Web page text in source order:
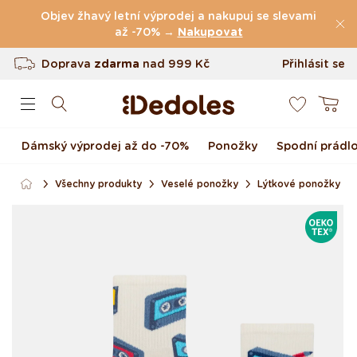
Přejít k obsahu
Objev žhavý letní výprodej a nakupuj se slevami
až -70% → Nakupovat
(49.047 Recenze)
Doprava zdarma nad 999 Kč
Vrácení až do 100 dnů
Přihlásit se
Košík
Dámský výprodej až do -70% Ponožky Spodní
Všechny produkty Veselé ponožky Lýtkové ponožky